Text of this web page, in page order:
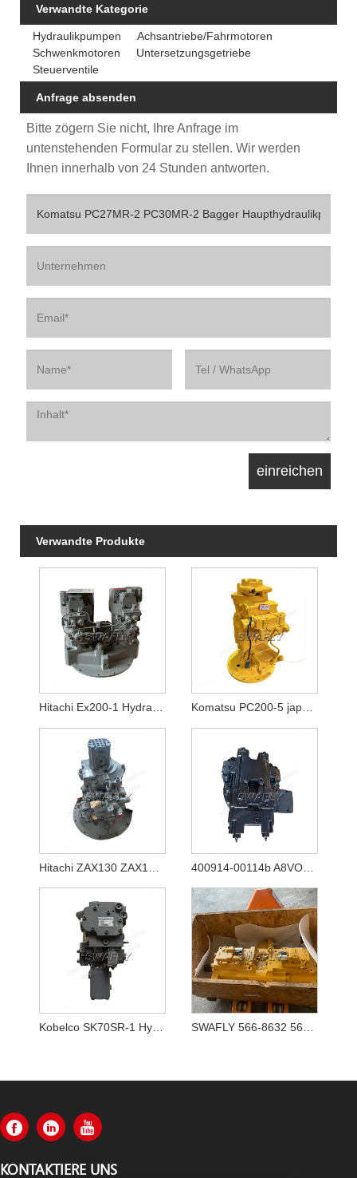
Verwandte Kategorie
Hydraulikpumpen
Achsantriebe/Fahrmotoren
Schwenkmotoren
Untersetzungsgetriebe
Steuerventile
Anfrage absenden
Bitte zögern Sie nicht, Ihre Anfrage im
untenstehenden Formular zu stellen. Wir werden
Ihnen innerhalb von 24 Stunden antworten.
Verwandte Produkte
KONTAKTIERE UNS